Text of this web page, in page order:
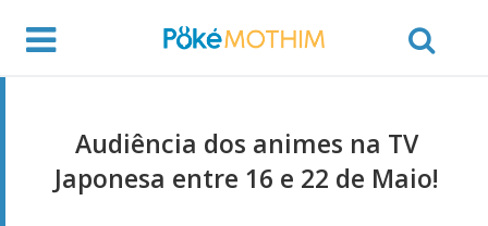
Audiência dos animes na TV
Japonesa entre 16 e 22 de Maio!